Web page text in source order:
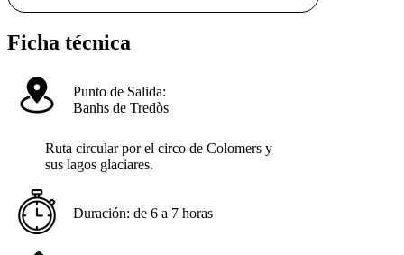
Ficha técnica
Punto de Salida:
Banhs de Tredòs
Ruta circular por el circo de Colomers y
sus lagos glaciares.
Duración: de 6 a 7 horas